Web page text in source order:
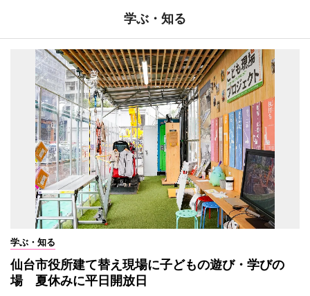
学ぶ・知る
学ぶ・知る
仙台市役所建て替え現場に子どもの遊び・学びの
場 夏休みに平日開放日